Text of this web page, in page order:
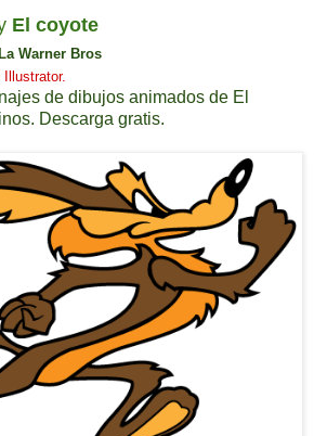
El coyote
Warner Bros
Illustrator.
de dibujos animados de El
Descarga gratis.